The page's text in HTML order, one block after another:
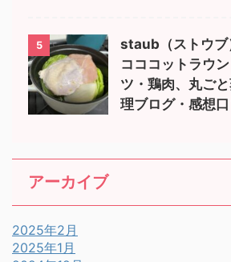
5
staub（ストウブ
コココットラウ
ツ・鶏肉、丸ご
理ブログ・感想口
アーカイブ
2025年2月
2025年1月